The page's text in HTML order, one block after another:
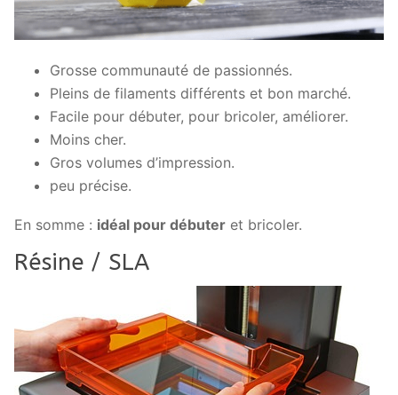
Grosse communauté de passionnés.
Pleins de filaments différents et bon marché.
Facile pour débuter, pour bricoler, améliorer.
Moins cher.
Gros volumes d’impression.
peu précise.
En somme : idéal pour débuter et bricoler.
Résine / SLA